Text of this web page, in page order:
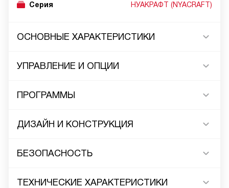
Серия НУАКРАФТ (NYACRAFT)
ОСНОВНЫЕ ХАРАКТЕРИСТИКИ
УПРАВЛЕНИЕ И ОПЦИИ
ПРОГРАММЫ
ДИЗАЙН И КОНСТРУКЦИЯ
БЕЗОПАСНОСТЬ
ТЕХНИЧЕСКИЕ ХАРАКТЕРИСТИКИ